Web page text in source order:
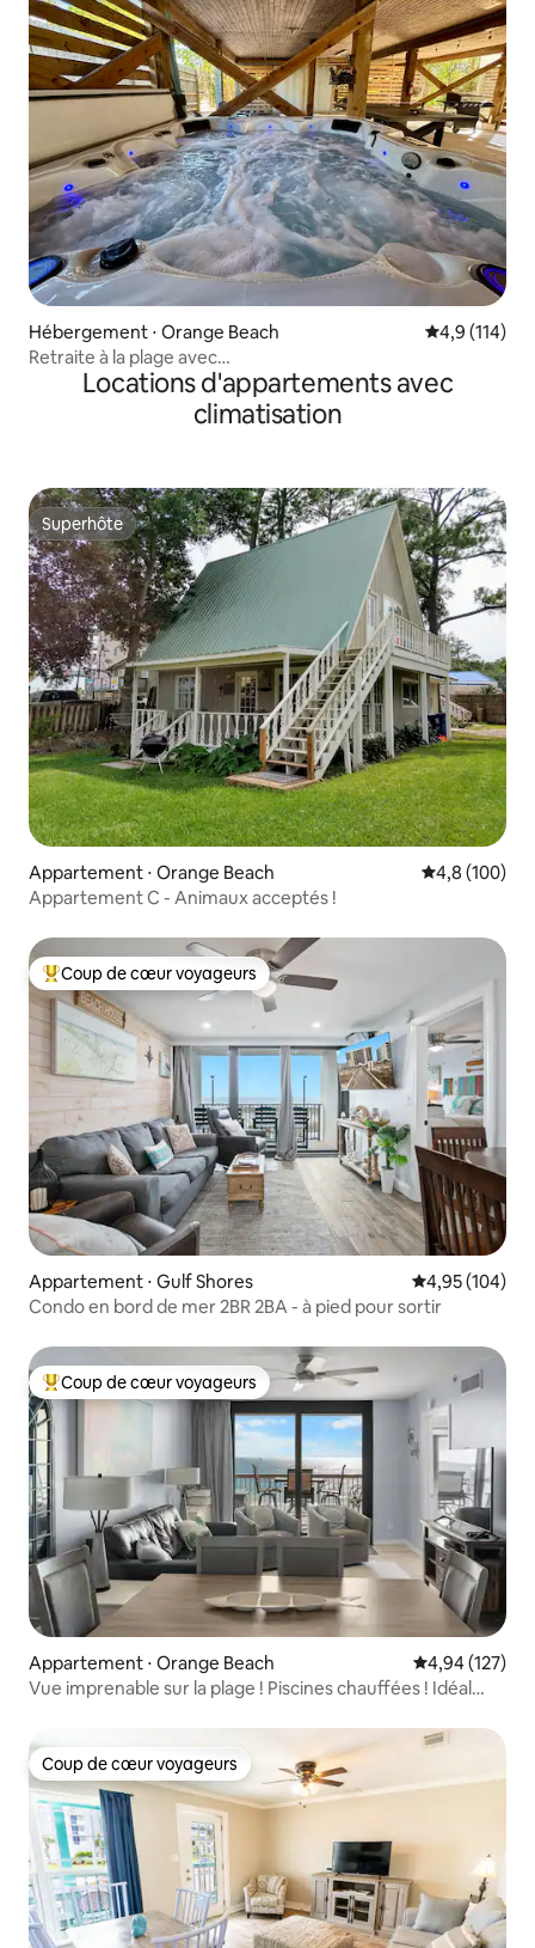
Hébergement ⋅ Orange Beach Évaluation
4,9 (114)
Retraite à la plage avec
4 chambres*Jacuzzi*Brasero*Ping-pong
Locations d'appartements avec
climatisation
Superhôte
Superhôte
Appartement ⋅ Orange Beach Évaluation
4,8 (100)
Appartement C - Animaux acceptés !
Coups de cœur voyageurs les plus appréciés
Coup de cœur voyageurs
Appartement ⋅ Gulf Shores Évaluation
4,95 (104)
Condo en bord de mer 2BR 2BA - à pied pour sortir
Coups de cœur voyageurs les plus appréciés
Coup de cœur voyageurs
Appartement ⋅ Orange Beach Évaluation
4,94 (127)
Vue imprenable sur la plage ! Piscines chauffées ! Idéal
Coup de cœur voyageurs
Coup de cœur voyageurs